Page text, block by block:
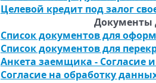
Целевой кредит под залог
Документы
Список документов для
Список документов для
Анкета заемщика - Согласие
Согласие на обработку